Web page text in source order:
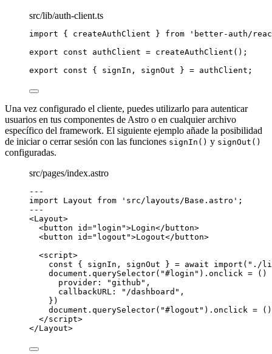
src/lib/auth-client.ts
import { createAuthClient } from ' better-auth/
export const authClient = createAuthClient ();
export const { signIn , signOut } = authClient;
Una vez configurado el cliente, puedes utilizarlo para autenticar
usuarios en tus componentes de Astro o en cualquier archivo
específico del framework. El siguiente ejemplo añade la posibilidad
de iniciar o cerrar sesión con las funciones signIn() y signOut()
configuradas.
src/pages/index.astro
---
import Layout from ' src/layouts/Base.astro ' ;
---
<Layout>
<button id=" login ">Login</ button>
<button id=" logout ">Logout</ button>
<script>
const { signIn , signOut } = await import ( " ./
document . querySelector( "#login " ) . onclick =
()
provider:
"github " ,
callbackURL:
" /dashboard " ,
})
document . querySelector( "#logout " ) . onclick =
()
</script>
</Layout>